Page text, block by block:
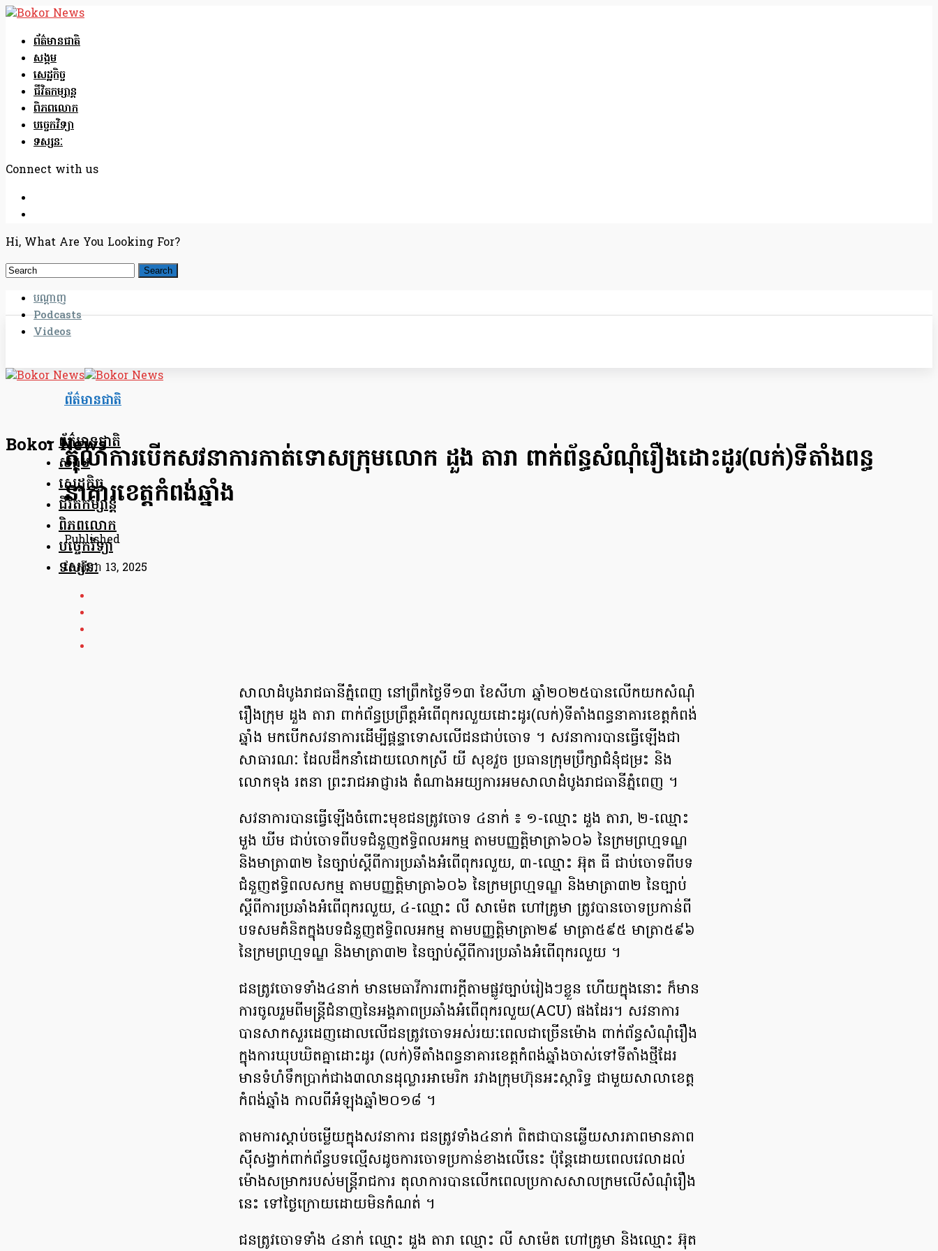
ព័ត៌មានជាតិ
សង្គម
សេដ្ឋកិច្ច
ជីវិតកម្សាន្ត
ពិភពលោក
បច្ចេកវិទ្យា
ទស្សនៈ
Connect with us
Hi, What Are You Looking For?
បណ្តាញ
Podcasts
Videos
Bokor News
ព័ត៌មានជាតិ
សង្គម
សេដ្ឋកិច្ច
ជីវិតកម្សាន្ត
ពិភពលោក
បច្ចេកវិទ្យា
ទស្សនៈ
ព័ត៌មានជាតិ
តុលាការបើក​សវនាការ​កាត់ទោស​ក្រុមលោក ដួង តារា ពាក់​ព័ន្ធ​សំណុំរឿង​ដោះដូរ(លក់)ទីតាំង​ពន្ធ​
នា​គារ​​ខេត្តកំពង់ឆ្នាំង​
Published
ខែ​សីហា 13, 2025
សាលាដំបូង​រាជធានី​ភ្នំពេញ នៅព្រឹក​ថ្ងៃ​ទី​១៣ ខែសីហា ឆ្នាំ​២០២៥បានលើកយក​សំណុំ
រឿង​ក្រុម ដួង តារា ពាក់​ព័ន្ធ​ប្រព្រឹត្ត​អំពើ​ពុក​រលួយ​ដោះ​ដូរ​(​លក់​)​ទីតាំង​ពន្ធ​នា​គារ​ខេត្ត​កំពង់​
ឆ្នាំង មក​បើក​សវនាការ​ដើម្បី​ផ្តន្ទាទោស​លើ​ជន​ជាប់​ចោទ​ ។ សវនាការ​បាន​ធ្វើ​ឡើងជា​
សាធារណៈ ដែល​ដឹកនាំ​ដោយលោកស្រី យី សុខ​វួ​ច ប្រធាន​ក្រុមប្រឹក្សា​ជំនុំជម្រះ ​និង​
លោក​ទុង រតនា ព្រះរាជអាជ្ញា​រង តំណាង​អយ្យការ​អម​សាលាដំបូង​រាជធានី​ភ្នំពេញ ​។
សវនាការ​បាន​ធ្វើ​ឡើង​ចំពោះ​មុខ​ជន​ត្រូវ​ចោទ​ ៤នាក់ ៖ ១-​ឈ្មោះ ដួង តារា, ២-​ឈ្មោះ
មួ​ង ឃី​ម ជាប់ចោទ​ពី​បទ​ជំនួញ​ឥទ្ធិពល​អកម្ម តាម​បញ្ញត្តិមាត្រា៦០៦ នៃ​ក្រមព្រហ្មទណ្ឌ
និង​មាត្រា​៣២​ នៃ​ច្បាប់​ស្តី​ពី​ការ​ប្រឆាំង​អំពើ​ពុក​រលួយ​, ៣-​ឈ្មោះ អ៊ុត ធី ជាប់ចោទ​ពី​បទ
ជំនួញ​ឥទ្ធិពល​សកម្ម តាម​បញ្ញត្តិ​មាត្រា​៦០៦ ​នៃ​ក្រមព្រហ្មទណ្ឌ និង​មាត្រា​៣២​ នៃ​ច្បាប់​
ស្តី​ពី​ការ​ប្រឆាំង​អំពើ​ពុក​រលួយ​, ៤-ឈ្មោះ លី សា​ម៉េ​ត ហៅ​គ្រូ​មា ត្រូវ​បាន​ចោទប្រកាន់​ពី​
បទ​សមគំនិត​ក្នុង​បទ​ជំនួញ​ឥទ្ធិពល​អកម្ម តាម​បញ្ញត្តិ​មាត្រា២៩ មាត្រា៥៩៥ មាត្រា៥៩៦
នៃ​ក្រមព្រហ្មទណ្ឌ និង​មាត្រា៣២ នៃ​ច្បាប់​ស្តី​ពី​ការ​ប្រឆាំង​អំពើ​ពុក​រលួយ​ ។
ជន​ត្រូវ​ចោទ​ទាំង​៤​នាក់ មាន​មេធាវី​ការពារ​ក្តី​តាម​ផ្លូវច្បាប់​រៀង​ៗ​ខ្លួន ហើយ​ក្នុង​នោះ​ ក៏​មាន
ការ​ចូលរួម​ពី​មន្ត្រី​ជំនាញ​នៃ​អង្គភាព​ប្រឆាំង​អំពើ​ពុករ​លួយ(ACU) ផង​ដែរ។ សវនាការ​
បាន​សាកសួរ​ដេញដោ​ល​លើ​ជន​ត្រូវ​ចោទ​អស់​រយៈ​ពេល​ជា​ច្រើន​ម៉ោង ពាក់​ព័ន្ធ​សំណុំរឿង​
ក្នុង​ការ​ឃុបឃិត​គ្នា​ដោះ​ដូរ (​លក់​)​ទីតាំង​ពន្ធនាគារ​ខេត្តកំពង់ឆ្នាំង​ចាស់ទៅ​ទីតាំង​ថ្មីដែរ ​
មាន​ទំ​ហំទឹកប្រាក់​ជាង​៣​លាន​ដុល្លារ​អា​មេ​រិ​ក រវាង​ក្រុមហ៊ុន​អះ​ស្កា​រិ​ទ្ធ ជាមួយ​សាលាខេត្ត​
កំពង់ឆ្នាំង កាលពី​អំឡុង​ឆ្នាំ​២០១៨ ។
តាម​ការ​ស្តាប់​ចម្លើយ​ក្នុង​សវនាការ​ ជន​ត្រូវ​ទាំង​៤​នាក់ ពិតជា​បាន​ឆ្លើយ​សារភាព​មាន​ភាព​
ស៊ី​សង្វាក់​ពាក់​ព័ន្ធ​បទល្មើស​ដូច​ការ​ចោទប្រកាន់​ខាងលើ​នេះ ប៉ុន្តែ​ដោយពេល​វេលា​ដល់​
ម៉ោង​​សម្រាក​របស់​មន្ត្រីរាជការ តុលាការ​បាន​លើក​ពេល​ប្រកាស​សាលក្រម​លើ​សំណុំរឿង​
នេះ​ ទៅ​ថ្ងៃក្រោយ​ដោយ​មិន​កំណត់ ​។
ជន​ត្រូវ​ចោទ​ទាំង​ ៤​នាក់ ឈ្មោះ ដួង តារា ឈ្មោះ លី សា​ម៉េ​ត ហៅ​គ្រូ​មា និង​ឈ្មោះ អ៊ុត